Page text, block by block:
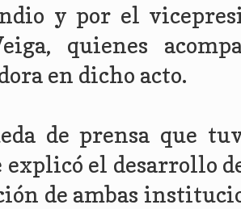
y por el
quienes
en dicho acto.
de prensa que
explicó el desarrollo
de ambas